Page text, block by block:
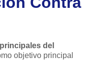
del
objetivo principal